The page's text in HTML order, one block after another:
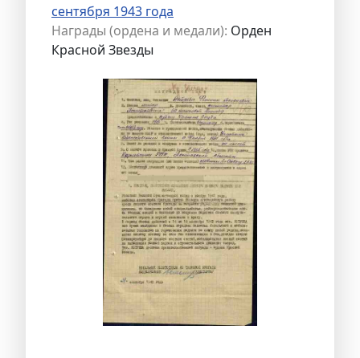
сентября 1943 года
Награды (ордена и медали): Орден
Красной Звезды